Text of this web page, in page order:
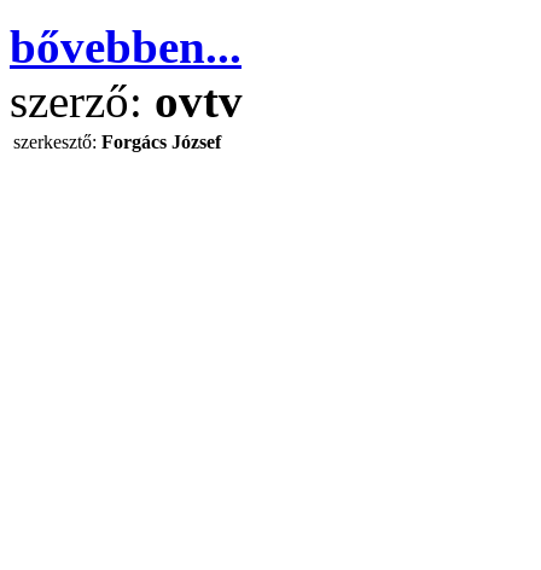
bővebben...
szerző: ovtv
szerkesztő: Forgács József